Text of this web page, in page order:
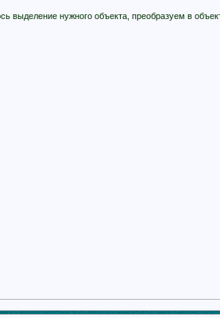
выделение нужного объекта, преобразуем в